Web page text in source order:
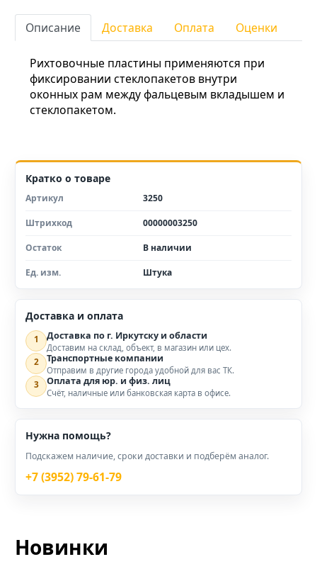
Описание Доставка Оплата Оценки
Рихтовочные пластины применяются при
фиксировании стеклопакетов внутри
оконных рам между фальцевым вкладышем и
стеклопакетом.
Кратко о товаре
Артикул 3250
Штрихкод 00000003250
Остаток В наличии
Ед. изм. Штука
Доставка и оплата
1 Доставка по г. Иркутску и области
Доставим на склад, объект, в магазин или цех.
2 Транспортные компании
Отправим в другие города удобной для вас ТК.
3 Оплата для юр. и физ. лиц
Счёт, наличные или банковская карта в офисе.
Нужна помощь?
Подскажем наличие, сроки доставки и подберём аналог.
+7 (3952) 79-61-79
Новинки